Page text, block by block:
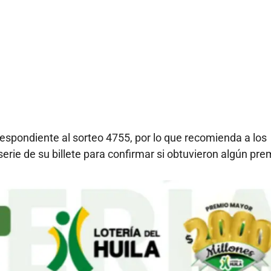
al sorteo 4755, por lo que recomienda a los
de su billete para confirmar si obtuvieron algún